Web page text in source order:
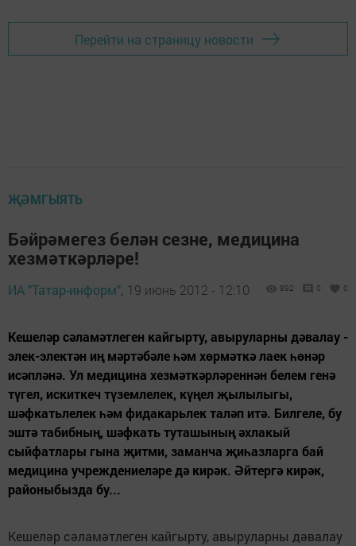
Перейти на страницу новости
ҖӘМГЫЯТЬ
Бәйрәмегез белән сезне, медицина
хезмәткәрләре!
ИА "Татар-информ", 19 июнь 2012 - 12:10 892 0 0
Кешеләр сәламәтлеген кайгырту, авыруларны дәвалау -
элек-электән иң мәртәбәле һәм хөрмәткә лаек һөнәр
исәпләнә. Ул медицина хезмәткәрләреннән белем генә
түгел, искиткеч түземлелек, күңел җылылыгы,
шәфкатьлелек һәм фидакарьлек таләп итә. Билгеле, бу
эштә табибның, шәфкать туташының әхлакый
сыйфатлары гына җитми, заманча җиһазларга бай
медицина учреждениеләре дә кирәк. Әйтергә кирәк,
районыбызда бу...
Кешеләр сәламәтлеген кайгырту, авыруларны дәвалау